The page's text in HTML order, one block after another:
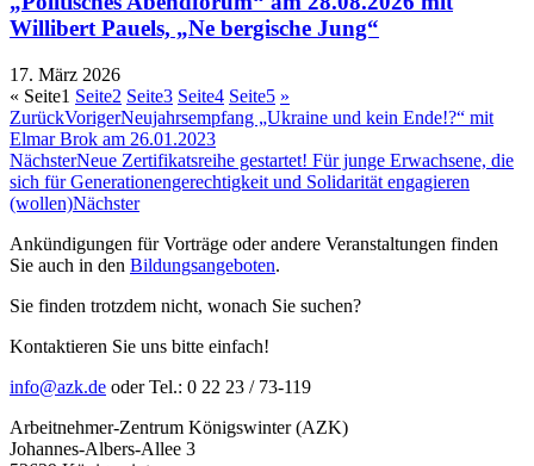
Willibert Pauels, „Ne bergische Jung“
17. März 2026
« Seite1 Seite2 Seite3 Seite4 Seite5 »
ZurückVorigerNeujahrsempfang „Ukraine und kein Ende!?“ mit
Elmar Brok am 26.01.2023
NächsterNeue Zertifikatsreihe gestartet! Für junge Erwachsene, die
sich für Generationengerechtigkeit und Solidarität engagieren
(wollen)Nächster
Ankündigungen für Vorträge oder andere Veranstaltungen finden
Sie auch in den Bildungsangeboten.
Sie finden trotzdem nicht, wonach Sie suchen?
Kontaktieren Sie uns bitte einfach!
info@azk.de oder Tel.: 0 22 23 / 73-119
Arbeitnehmer-Zentrum Königswinter (AZK)
Johannes-Albers-Allee 3